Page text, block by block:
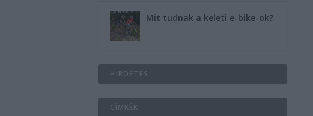
Mit tudnak a keleti e-bike-ok?
HIRDETÉS
CÍMKÉK